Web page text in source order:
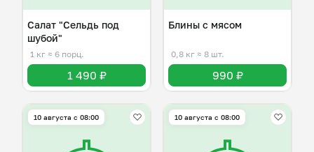
Салат "Сельдь под
шубой"
1 кг ≈ 6 порц.
1 490 ₽
Блины с мясом
0,8 кг ≈ 8 шт.
990 ₽
10 августа с 08:00 10 августа с 08:00